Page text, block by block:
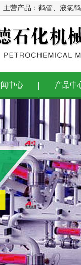
营产品： 鹤管、 液氯
中心 产品中